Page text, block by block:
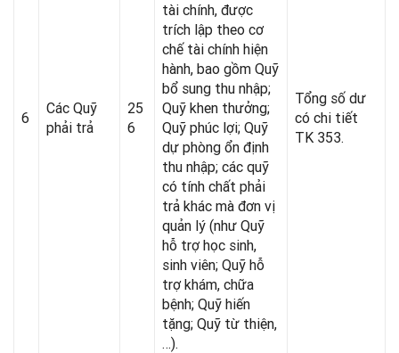
6
Các Quỹ
phải trả
25
6
tài chính, được
trích lập theo cơ
chế tài chính hiện
hành, bao gồm Quỹ
bổ sung thu nhập;
Quỹ khen thưởng;
Quỹ phúc lợi; Quỹ
dự phòng ổn định
thu nhập; các quỹ
có tính chất phải
trả khác mà đơn vị
quản lý (như Quỹ
hỗ trợ học sinh,
sinh viên; Quỹ hỗ
trợ khám, chữa
bệnh; Quỹ hiến
tặng; Quỹ từ thiện,
…).
Tổng số dư
có chi tiết
TK 353.